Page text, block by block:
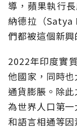
導，蘋果執行
納德拉（Satya
們都被這個新興
2022年印度實
他國家，同時
通貨膨脹。除
為世界人口第
和語言相通等